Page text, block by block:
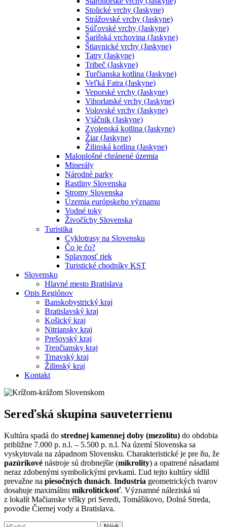
Stolické vrchy (Jaskyne)
Strážovské vrchy (Jaskyne)
Súľovské vrchy (Jaskyne)
Šarišská vrchovina (Jaskyne)
Štiavnické vrchy (Jaskyne)
Tatry (Jaskyne)
Tribeč (Jaskyne)
Turčianska kotlina (Jaskyne)
Veľká Fatra (Jaskyne)
Veporské vrchy (Jaskyne)
Vihorlatské vrchy (Jaskyne)
Volovské vrchy (Jaskyne)
Vtáčnik (Jaskyne)
Zvolenská kotlina (Jaskyne)
Žiar (Jaskyne)
Žilinská kotlina (Jaskyne)
Maloplošné chránené územia
Minerály
Národné parky
Rastliny Slovenska
Stromy Slovenska
Územia európskeho významu
Vodné toky
Živočíchy Slovenska
Turistika
Cyklotrasy na Slovensku
Čo je čo?
Splavnosť riek
Turistické chodníky KST
Slovensko
Hlavné mesto Bratislava
Opis Regiónov
Banskobystrický kraj
Bratislavský kraj
Košický kraj
Nitriansky kraj
Prešovský kraj
Trenčiansky kraj
Trnavský kraj
Žilinský kraj
Kontakt
Sereďská skupina sauveterrienu
Kultúra spadá do strednej kamennej doby (mezolitu) do obdobia
približne 7.000 p. n.l. – 5.500 p. n.l. Na území Slovenska sa
vyskytovala na západnom Slovensku. Charakteristické je pre ňu, že
pazúrikové nástroje sú drobnejšie (mikrolity) a opatrené násadami
neraz zdobenými symbolickými prvkami. Ľud tejto kultúry sídlil
prevažne na piesočných dunách. Industria geometrických tvarov
dosahuje maximálnu mikrolitickosť. Významné náleziská sú
z lokalít Mačianske vŕšky pri Seredi, Tomášikovo, Dolná Streda,
povodie Čiernej vody a Bratislava.
Hľadať: